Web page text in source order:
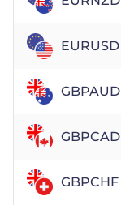
EURUSD
GBPAUD
GBPCAD
GBPCHF